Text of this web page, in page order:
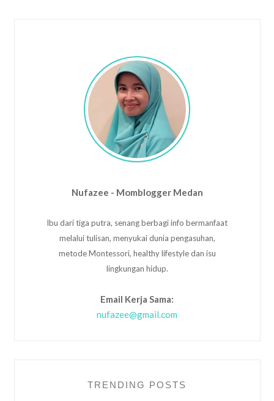
Nufazee - Momblogger Medan
Ibu dari tiga putra, senang berbagi info bermanfaat
melalui tulisan, menyukai dunia pengasuhan,
metode Montessori, healthy lifestyle dan isu
lingkungan hidup.
Email Kerja Sama:
nufazee@gmail.com
TRENDING POSTS